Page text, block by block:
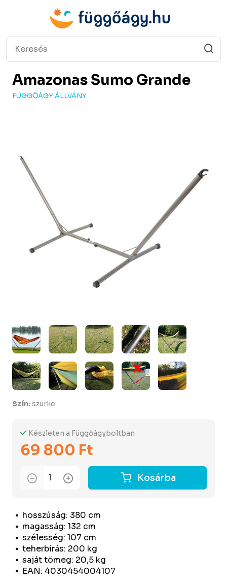
Amazonas Sumo Grande
FÜGGŐÁGY ÁLLVÁNY
hosszúság: 380 cm
magasság: 132 cm
szélesség: 107 cm
teherbírás: 200 kg
saját tömeg: 20,5 kg
EAN: 4030454004107
Készleten a Függőágyboltban
69 800 Ft
Kosárba
Szín:szürke